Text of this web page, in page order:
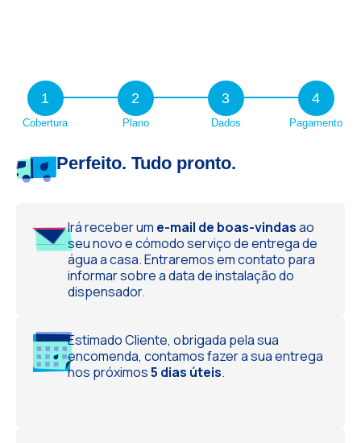
1
Cobertura
2
Plano
3
Dados
4
Pagamento
Perfeito. Tudo pronto.
Irá receber um e-mail de boas-vindasao
seu novo e cómodo serviço de entrega de
água a casa. Entraremos em contato para
informar sobre a data de instalação do
dispensador.
Estimado Cliente, obrigada pela sua
encomenda, contamos fazer a sua entrega
nos próximos5 dias úteis.